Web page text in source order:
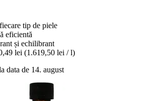
tip de piele
eficientă
și echilibrant
lei (1.619,50 lei / l)
data de 14. august